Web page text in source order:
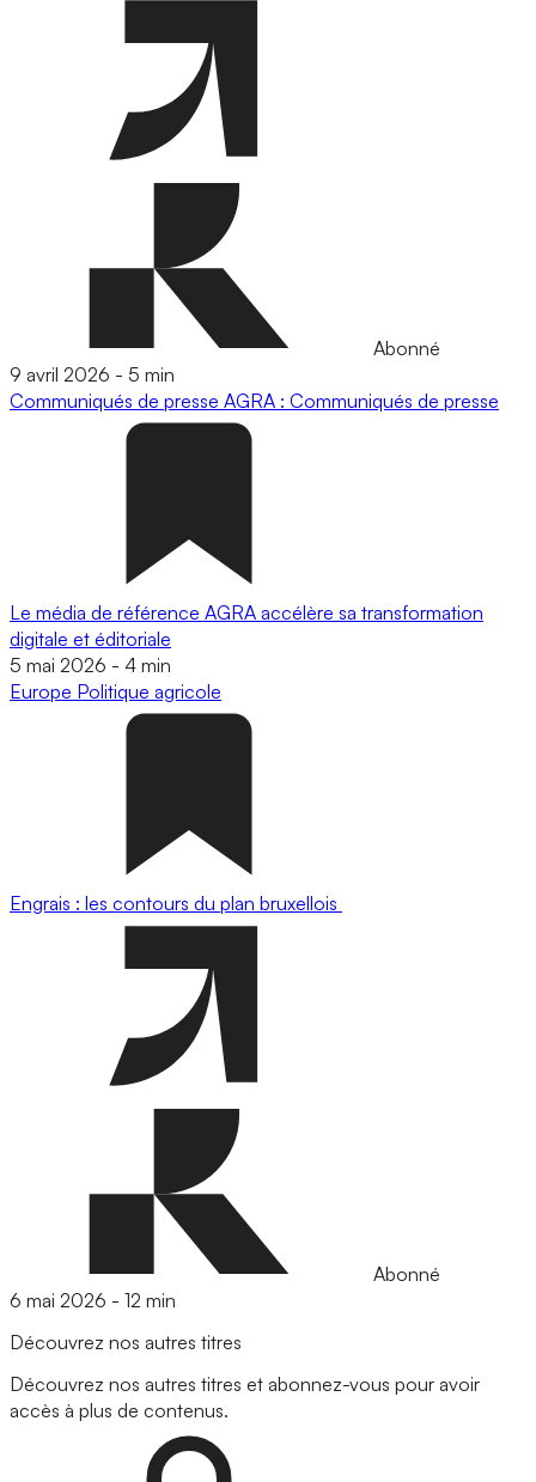
Abonné
9 avril 2026 - 5 min
Communiqués de presse AGRA : Communiqués de presse
Le média de référence AGRA accélère sa transformation
digitale et éditoriale
5 mai 2026 - 4 min
Europe Politique agricole
Engrais : les contours du plan bruxellois
Abonné
6 mai 2026 - 12 min
Découvrez nos autres titres
Découvrez nos autres titres et abonnez-vous pour avoir
accès à plus de contenus.